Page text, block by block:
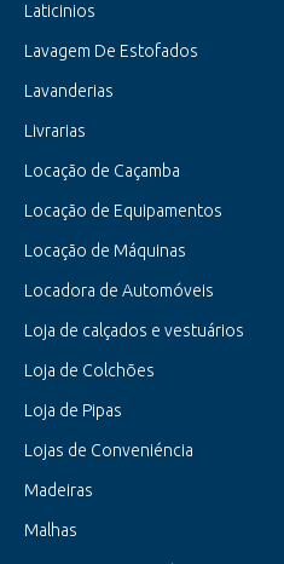
Laticinios
Lavagem De Estofados
Lavanderias
Livrarias
Locação de Caçamba
Locação de Equipamentos
Locação de Máquinas
Locadora de Automóveis
Loja de calçados e vestuários
Loja de Colchões
Loja de Pipas
Lojas de Conveniéncia
Madeiras
Malhas